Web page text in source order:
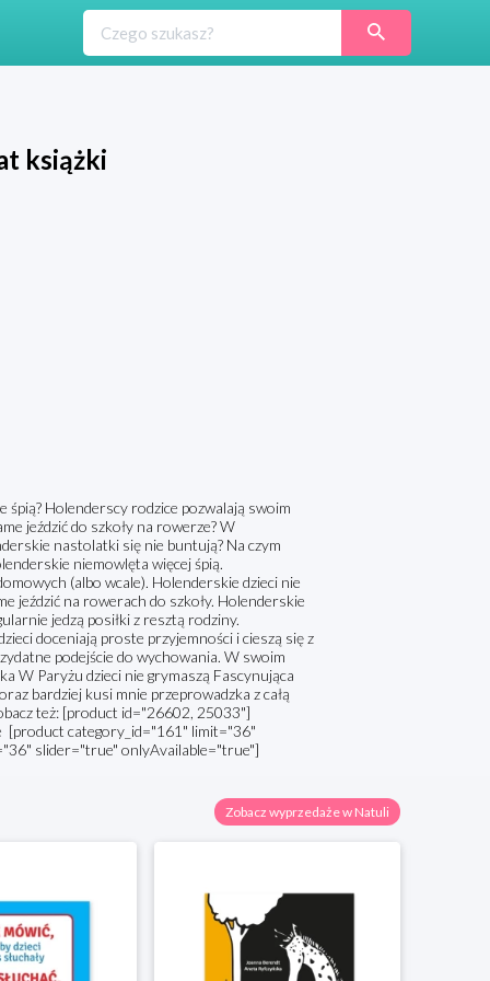
książki
śpią? Holenderscy rodzice pozwalają swoim
jeździć do szkoły na rowerze? W
nastolatki się nie buntują? Na czym
niemowlęta więcej śpią.
(albo wcale). Holenderskie dzieci nie
jeździć na rowerach do szkoły. Holenderskie
jedzą posiłki z resztą rodziny.
doceniają proste przyjemności i cieszą się z
podejście do wychowania. W swoim
W Paryżu dzieci nie grymaszą Fascynująca
bardziej kusi mnie przeprowadzka z całą
też: [product id="26602, 25033"]
[product category_id="161" limit="36"
slider="true" onlyAvailable="true"]
Zobacz wyprzedaże w Natuli